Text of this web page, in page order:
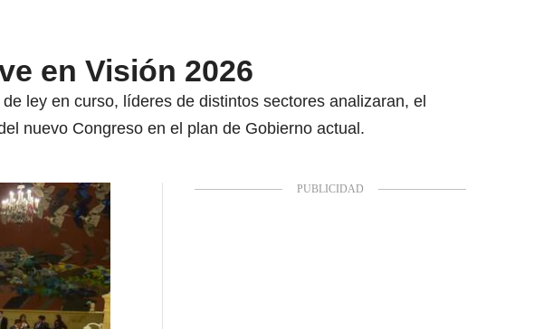
en Visión 2026
ley en curso, líderes de distintos sectores analizaran, el
nuevo Congreso en el plan de Gobierno actual.